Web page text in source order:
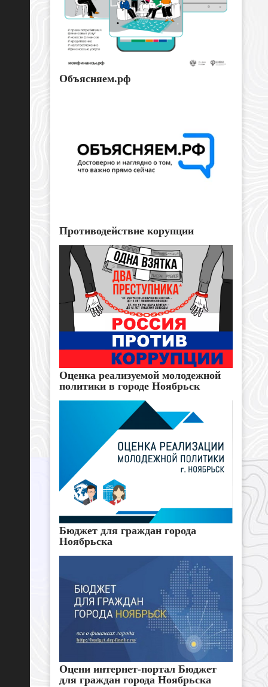
Объясняем.рф
Противодействие корупции
Оценка реализуемой молодежной
политики в городе Ноябрьск
Бюджет для граждан города
Ноябрьска
Оцени интернет-портал Бюджет
для граждан города Ноябрьска